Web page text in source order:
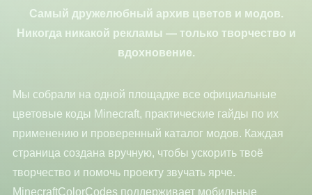
Самый дружелюбный архив цветов и модов.
Никогда никакой рекламы — только творчество и
вдохновение.
Мы собрали на одной площадке все официальные
цветовые коды Minecraft, практические гайды по их
применению и проверенный каталог модов. Каждая
страница создана вручную, чтобы ускорить твоё
творчество и помочь проекту звучать ярче.
MinecraftColorCodes поддерживает мобильные